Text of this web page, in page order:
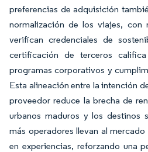
preferencias de adquisición
normalización de los viajes, con
verifican credenciales de
certificación de terceros
programas corporativos y
Esta alineación entre la intención
proveedor reduce la brecha de
urbanos maduros y los destinos
más operadores llevan al
en experiencias, reforzando una